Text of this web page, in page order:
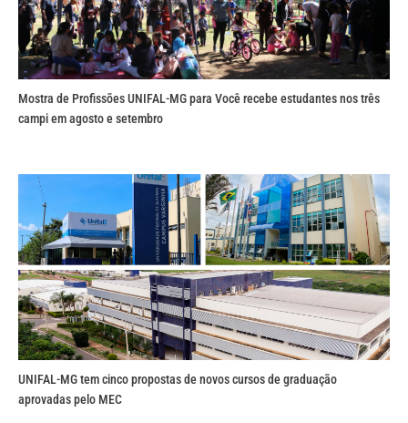
Mostra de Profissões UNIFAL-MG para Você recebe estudantes nos três
campi em agosto e setembro
UNIFAL-MG tem cinco propostas de novos cursos de graduação
aprovadas pelo MEC